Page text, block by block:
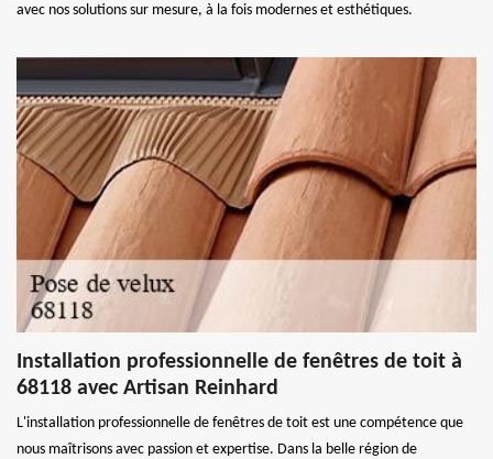
avec nos solutions sur mesure, à la fois modernes et esthétiques.
Installation professionnelle de fenêtres de toit à
68118 avec Artisan Reinhard
L'installation professionnelle de fenêtres de toit est une compétence que
nous maîtrisons avec passion et expertise. Dans la belle région de